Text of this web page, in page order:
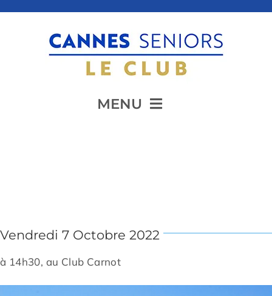
MENU
Vendredi 7 Octobre 2022
à 14h30, au Club Carnot